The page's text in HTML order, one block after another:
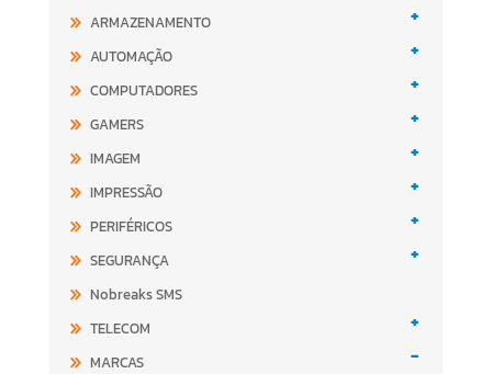
ARMAZENAMENTO
+
AUTOMAÇÃO +
COMPUTADORES +
GAMERS +
IMAGEM +
IMPRESSÃO +
PERIFÉRICOS +
SEGURANÇA +
Nobreaks SMS
TELECOM
+
MARCAS -